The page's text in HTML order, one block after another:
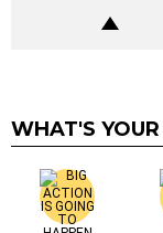
WHAT'S